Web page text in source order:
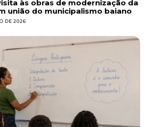
às obras de modernização da
união do municipalismo baiano
DE 2026